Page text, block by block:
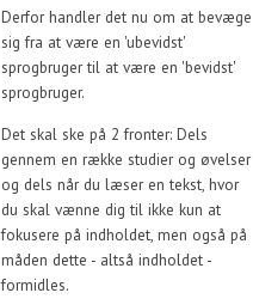
Derfor handler det nu om at bevæge
sig fra at være en 'ubevidst'
sprogbruger til at være en 'bevidst'
sprogbruger.
Det skal ske på 2 fronter: Dels
gennem en række studier og øvelser
og dels når du læser en tekst, hvor
du skal vænne dig til ikke kun at
fokusere på indholdet, men også på
måden dette - altså indholdet -
formidles.